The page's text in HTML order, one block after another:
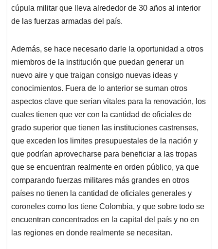
cúpula militar que lleva alrededor de 30 años al interior
de las fuerzas armadas del país.
Además, se hace necesario darle la oportunidad a otros
miembros de la institución que puedan generar un
nuevo aire y que traigan consigo nuevas ideas y
conocimientos. Fuera de lo anterior se suman otros
aspectos clave que serían vitales para la renovación, los
cuales tienen que ver con la cantidad de oficiales de
grado superior que tienen las instituciones castrenses,
que exceden los limites presupuestales de la nación y
que podrían aprovecharse para beneficiar a las tropas
que se encuentran realmente en orden público, ya que
comparando fuerzas militares más grandes en otros
países no tienen la cantidad de oficiales generales y
coroneles como los tiene Colombia, y que sobre todo se
encuentran concentrados en la capital del país y no en
las regiones en donde realmente se necesitan.